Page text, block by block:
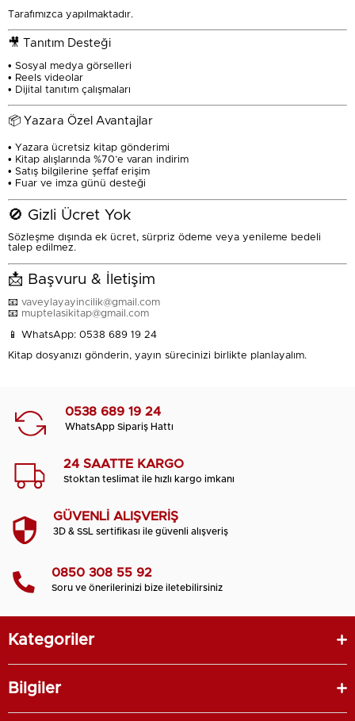
Tarafımızca yapılmaktadır.
🎥 Tanıtım Desteği
• Sosyal medya görselleri
• Reels videolar
• Dijital tanıtım çalışmaları
📦 Yazara Özel Avantajlar
• Yazara ücretsiz kitap gönderimi
• Kitap alışlarında %70’e varan indirim
• Satış bilgilerine şeffaf erişim
• Fuar ve imza günü desteği
🚫 Gizli Ücret Yok
Sözleşme dışında ek ücret, sürpriz ödeme veya yenileme bedeli
talep edilmez.
📩 Başvuru & İletişim
📧 vaveylayayincilik@gmail.com
📧 muptelasikitap@gmail.com
📱 WhatsApp: 0538 689 19 24
Kitap dosyanızı gönderin, yayın sürecinizi birlikte planlayalım.
0538 689 19 24
WhatsApp Sipariş Hattı
24 SAATTE KARGO
Stoktan teslimat ile hızlı kargo imkanı
GÜVENLİ ALIŞVERİŞ
3D & SSL sertifikası ile güvenli alışveriş
0850 308 55 92
Soru ve önerilerinizi bize iletebilirsiniz
Kategoriler
Bilgiler